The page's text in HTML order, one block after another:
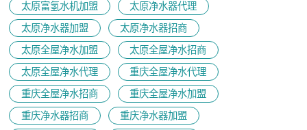
太原富氢水机加盟
太原净水器代理
太原净水器加盟
太原净水器招商
太原全屋净水加盟
太原全屋净水招商
太原全屋净水代理
重庆全屋净水代理
重庆全屋净水招商
重庆全屋净水加盟
重庆净水器招商
重庆净水器加盟